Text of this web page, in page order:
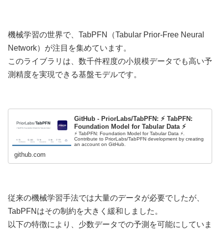
機械学習の世界で、TabPFN（Tabular Prior-Free Neural
Network）が注目を集めています。
このライブラリは、数千件程度の小規模データでも高い予
測精度を実現できる基盤モデルです。
GitHub - PriorLabs/TabPFN: ⚡ TabPFN:
Foundation Model for Tabular Data ⚡
⚡ TabPFN: Foundation Model for Tabular Data ⚡.
Contribute to PriorLabs/TabPFN development by creating
an account on GitHub.
github.com
従来の機械学習手法では大量のデータが必要でしたが、
TabPFNはその制約を大きく緩和しました。
以下の特徴により、少数データでの予測を可能にしていま